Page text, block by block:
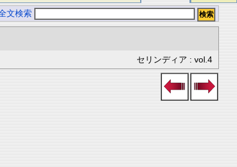
文検索
セリンディア : vol.4